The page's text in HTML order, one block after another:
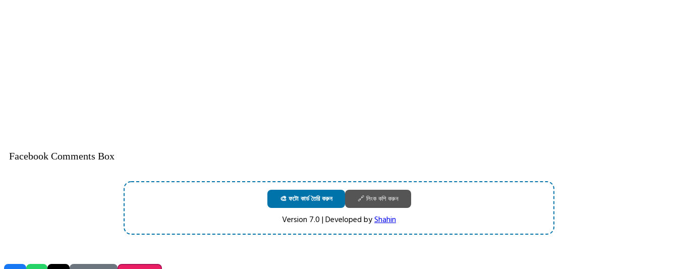
Facebook Comments Box
🎨 ফটো কার্ড তৈরি করুন 🔗 লিংক কপি করুন
Version 7.0 | Developed byShahin